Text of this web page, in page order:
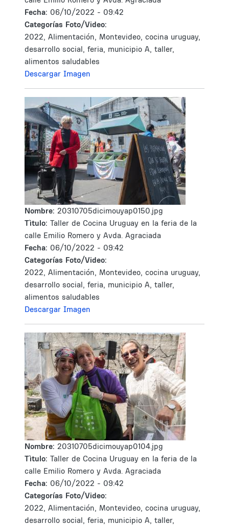
Fecha: 06/10/2022 - 09:42
Categorías Foto/Video:
2022, Alimentación, Montevideo, cocina uruguay,
desarrollo social, feria, municipio A, taller,
alimentos saludables
Descargar Imagen
Nombre: 20310705dicimouyap0150.jpg
Tìtulo: Taller de Cocina Uruguay en la feria de la
calle Emilio Romero y Avda. Agraciada
Fecha: 06/10/2022 - 09:42
Categorías Foto/Video:
2022, Alimentación, Montevideo, cocina uruguay,
desarrollo social, feria, municipio A, taller,
alimentos saludables
Descargar Imagen
Nombre: 20310705dicimouyap0104.jpg
Tìtulo: Taller de Cocina Uruguay en la feria de la
calle Emilio Romero y Avda. Agraciada
Fecha: 06/10/2022 - 09:42
Categorías Foto/Video:
2022, Alimentación, Montevideo, cocina uruguay,
desarrollo social, feria, municipio A, taller,